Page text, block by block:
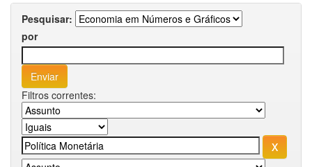
Pesquisar:
por
Filtros correntes: